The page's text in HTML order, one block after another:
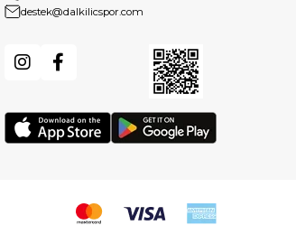
destek@dalkilicspor.com